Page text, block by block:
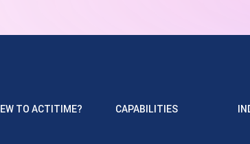
TO ACTITIME? CAPABILITIES